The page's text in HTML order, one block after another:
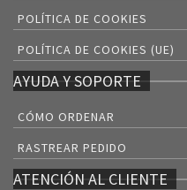
POLÍTICA DE COOKIES
POLÍTICA DE COOKIES (UE)
AYUDA Y SOPORTE
CÓMO ORDENAR
RASTREAR PEDIDO
ATENCIÓN AL CLIENTE